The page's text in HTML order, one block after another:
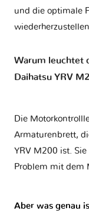
und die optimale
wiederherzustellen.
Warum leuchtet
Daihatsu YRV
Die
Armaturenbrett,
YRV M200 ist.
Problem mit dem
Aber was genau